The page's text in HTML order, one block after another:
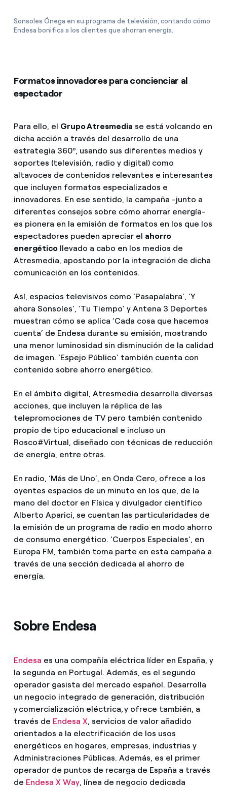
Sonsoles Ónega en su programa de televisión, contando cómo
Endesa bonifica a los clientes que ahorran energía.
Formatos innovadores para concienciar al
espectador
Para ello, el Grupo Atresmedia se está volcando en
dicha acción a través del desarrollo de una
estrategia 360º, usando sus diferentes medios y
soportes (televisión, radio y digital) como
altavoces de contenidos relevantes e interesantes
que incluyen formatos especializados e
innovadores. En ese sentido, la campaña -junto a
diferentes consejos sobre cómo ahorrar energía-
es pionera en la emisión de formatos en los que los
espectadores pueden apreciar el ahorro
energético llevado a cabo en los medios de
Atresmedia, apostando por la integración de dicha
comunicación en los contenidos.
Así, espacios televisivos como ‘Pasapalabra’, ‘Y
ahora Sonsoles’, ‘Tu Tiempo’ y Antena 3 Deportes
muestran cómo se aplica ‘Cada cosa que hacemos
cuenta’ de Endesa durante su emisión, mostrando
una menor luminosidad sin disminución de la calidad
de imagen. ‘Espejo Público’ también cuenta con
contenido sobre ahorro energético.
En el ámbito digital, Atresmedia desarrolla diversas
acciones, que incluyen la réplica de las
telepromociones de TV pero también contenido
propio de tipo educacional e incluso un
Rosco#Virtual, diseñado con técnicas de reducción
de energía, entre otras.
En radio, ‘Más de Uno’, en Onda Cero, ofrece a los
oyentes espacios de un minuto en los que, de la
mano del doctor en Física y divulgador científico
Alberto Aparici, se cuentan las particularidades de
la emisión de un programa de radio en modo ahorro
de consumo energético. ‘Cuerpos Especiales’, en
Europa FM, también toma parte en esta campaña a
través de una sección dedicada al ahorro de
energía.
Sobre Endesa
Endesa es una compañía eléctrica líder en España, y
la segunda en Portugal. Además, es el segundo
operador gasista del mercado español. Desarrolla
un negocio integrado de generación, distribución
y comercialización eléctrica, y ofrece también, a
través de Endesa X, servicios de valor añadido
orientados a la electrificación de los usos
energéticos en hogares, empresas, industrias y
Administraciones Públicas. Además, es el primer
operador de puntos de recarga de España a través
de Endesa X Way, línea de negocio dedicada